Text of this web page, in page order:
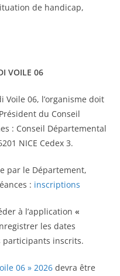
de handicap,
VOILE 06
06, l’organisme doit
du Conseil
: Conseil Départemental
NICE Cedex 3.
par le Département,
: inscriptions
à l’application «
les dates
participants inscrits.
06 » 2026 devra être